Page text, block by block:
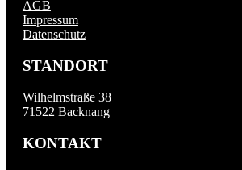
AGB
Impressum
Datenschutz
STANDORT
Wilhelmstraße 38
71522 Backnang
KONTAKT